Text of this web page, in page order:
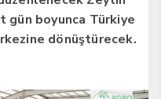
gün boyunca Türkiye
dönüştürecek.